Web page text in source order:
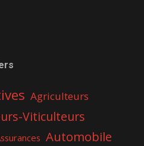
Agriculteurs
Viticulteurs
Automobile